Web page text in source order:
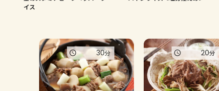
イス
30分 20分